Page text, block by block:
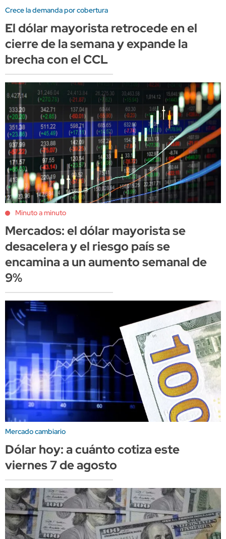
Crece la demanda por cobertura
El dólar mayorista retrocede en el
cierre de la semana y expande la
brecha con el CCL
Minuto a minuto
Mercados: el dólar mayorista se
desacelera y el riesgo país se
encamina a un aumento semanal de
9%
Mercado cambiario
Dólar hoy: a cuánto cotiza este
viernes 7 de agosto